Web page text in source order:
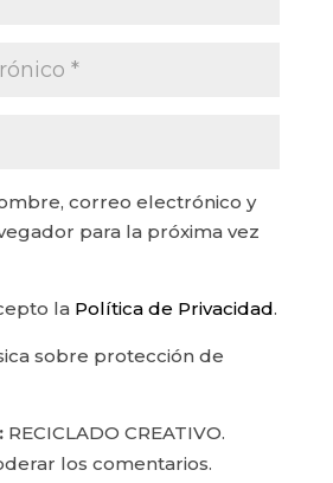
correo electrónico y
para la próxima vez
la Política de Privacidad.
sobre protección de
RECICLADO CREATIVO.
los comentarios.